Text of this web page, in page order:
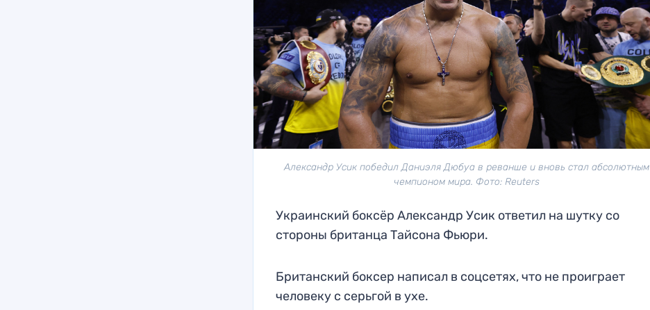
Александр Усик победил Даниэля Дюбуа в реванше и вновь стал абсолютным
чемпионом мира. Фото: Reuters
Украинский боксёр Александр Усик ответил на шутку со
стороны британца Тайсона Фьюри.
Британский боксер написал в соцсетях, что не проиграет
человеку с серьгой в ухе.